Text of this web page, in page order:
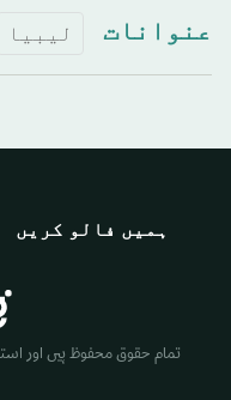
عنوانات ليبيا
ہمیں فالو کریں
تمام حقوق محفوظ ہیں اور